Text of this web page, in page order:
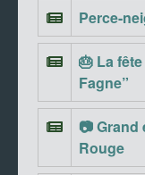
Perce-
🎂 La
Fagne”
📷 Grand
Rouge